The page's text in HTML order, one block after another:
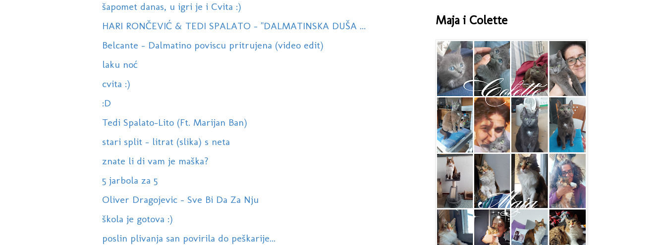
šapomet danas, u igri je i Cvita :)
HARI RONČEVIĆ & TEDI SPALATO - ''DALMATINSKA DUŠA ...
Belcante - Dalmatino poviscu pritrujena (video edit)
laku noć
cvita :)
:D
Tedi Spalato-Lito (Ft. Marijan Ban)
stari split - litrat (slika) s neta
znate li di vam je maška?
5 jarbola za 5
Oliver Dragojevic - Sve Bi Da Za Nju
škola je gotova :)
poslin plivanja san povirila do peškarije...
Maja i Colette